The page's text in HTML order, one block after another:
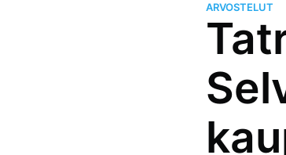
ARVOSTELUT